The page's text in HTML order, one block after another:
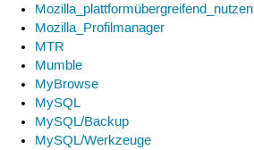
Mozilla_plattformübergreifend_nutzen
Mozilla_Profilmanager
MTR
Mumble
MyBrowse
MySQL
MySQL/Backup
MySQL/Werkzeuge